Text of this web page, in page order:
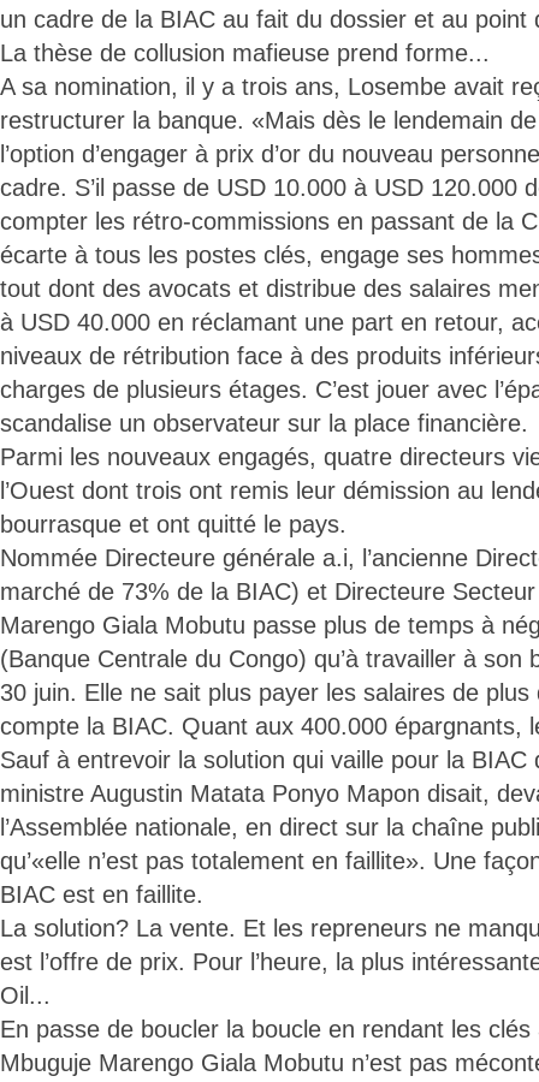
un cadre de la BIAC au fait du dossier et au point
La thèse de collusion mafieuse prend forme...
A sa nomination, il y a trois ans, Losembe avait
restructurer la banque. «Mais dès le lendemain
l’option d’engager à prix d’or du nouveau
cadre. S’il passe de USD 10.000 à USD 120.000
compter les rétro-commissions en passant de la
écarte à tous les postes clés, engage ses
tout dont des avocats et distribue des salaires
à USD 40.000 en réclamant une part en retour,
niveaux de rétribution face à des produits
charges de plusieurs étages. C’est jouer avec
scandalise un observateur sur la place financière.
Parmi les nouveaux engagés, quatre directeurs
l’Ouest dont trois ont remis leur démission au
bourrasque et ont quitté le pays.
Nommée Directeure générale a.i, l’ancienne
marché de 73% de la BIAC) et Directeure
Marengo Giala Mobutu passe plus de temps à
(Banque Centrale du Congo) qu’à travailler à son
30 juin. Elle ne sait plus payer les salaires de
compte la BIAC. Quant aux 400.000 épargnants,
Sauf à entrevoir la solution qui vaille pour la BIAC
ministre Augustin Matata Ponyo Mapon disait,
l’Assemblée nationale, en direct sur la chaîne
qu’«elle n’est pas totalement en faillite». Une
BIAC est en faillite.
La solution? La vente. Et les repreneurs ne
est l’offre de prix. Pour l’heure, la plus
Oil...
En passe de boucler la boucle en rendant les
Mbuguje Marengo Giala Mobutu n’est pas